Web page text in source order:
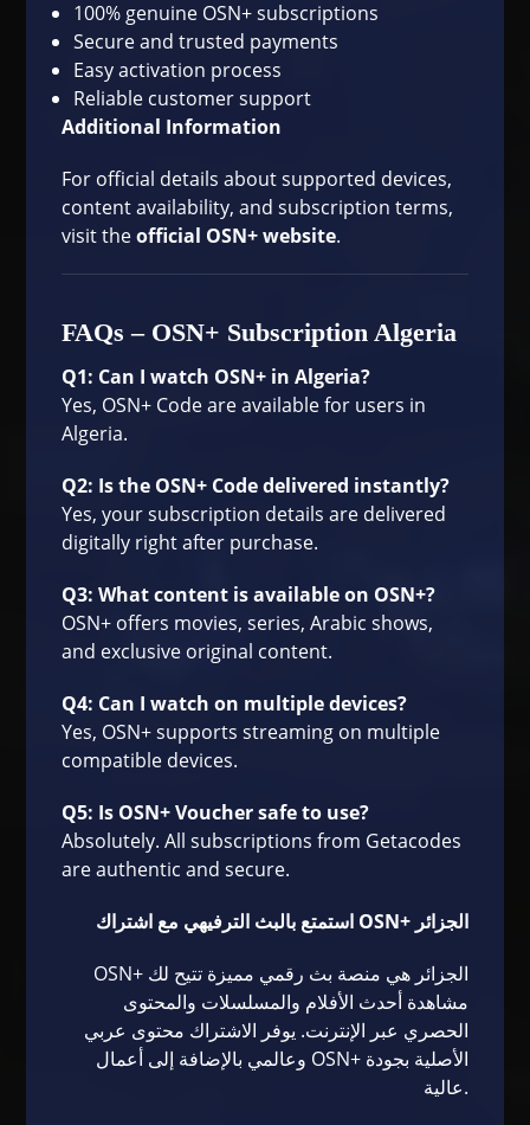
100% genuine OSN+ subscriptions
Secure and trusted payments
Easy activation process
Reliable customer support
Additional Information
For official details about supported devices,
content availability, and subscription terms,
visit theofficial OSN+ website.
FAQs – OSN+ Subscription Algeria
Q1: Can I watch OSN+ in Algeria?
Yes, OSN+ Code are available for users in
Algeria.
Q2: Is the OSN+ Code delivered instantly?
Yes, your subscription details are delivered
digitally right after purchase.
Q3: What content is available on OSN+?
OSN+ offers movies, series, Arabic shows,
and exclusive original content.
Q4: Can I watch on multiple devices?
Yes, OSN+ supports streaming on multiple
compatible devices.
Q5: Is OSN+ Voucher safe to use?
Absolutely. All subscriptions from Getacodes
are authentic and secure.
استمتع بالبث الترفيهي مع اشتراك OSN+ الجزائر
OSN+ الجزائر هي منصة بث رقمي مميزة تتيح لك
مشاهدة أحدث الأفلام والمسلسلات والمحتوى
الحصري عبر الإنترنت. يوفر الاشتراك محتوى عربي
وعالمي بالإضافة إلى أعمال OSN+ الأصلية بجودة
عالية.